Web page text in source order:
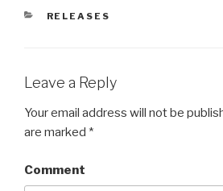
CATEGORIES
RELEASES
Leave a Reply
Your email address will not be
are marked *
Comment